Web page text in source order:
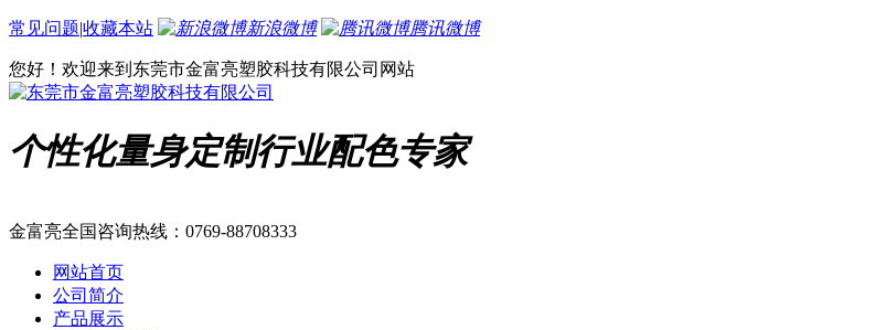
常见问题|收藏本站 新浪微博 腾讯微博
您好！欢迎来到东莞市金富亮塑胶科技有限公司网站
个性化量身定制行业配色专家
金富亮全国咨询热线： 0769-88708333
网站首页
公司简介
产品展示